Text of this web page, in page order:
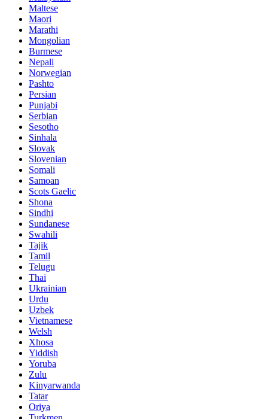
Maltese
Maori
Marathi
Mongolian
Burmese
Nepali
Norwegian
Pashto
Persian
Punjabi
Serbian
Sesotho
Sinhala
Slovak
Slovenian
Somali
Samoan
Scots Gaelic
Shona
Sindhi
Sundanese
Swahili
Tajik
Tamil
Telugu
Thai
Ukrainian
Urdu
Uzbek
Vietnamese
Welsh
Xhosa
Yiddish
Yoruba
Zulu
Kinyarwanda
Tatar
Oriya